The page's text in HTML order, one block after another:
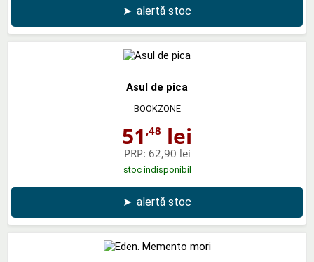
➤ alertă stoc
Asul de pica
BOOKZONE
51 ,48 lei
PRP: 62,90 lei
stoc indisponibil
➤ alertă stoc